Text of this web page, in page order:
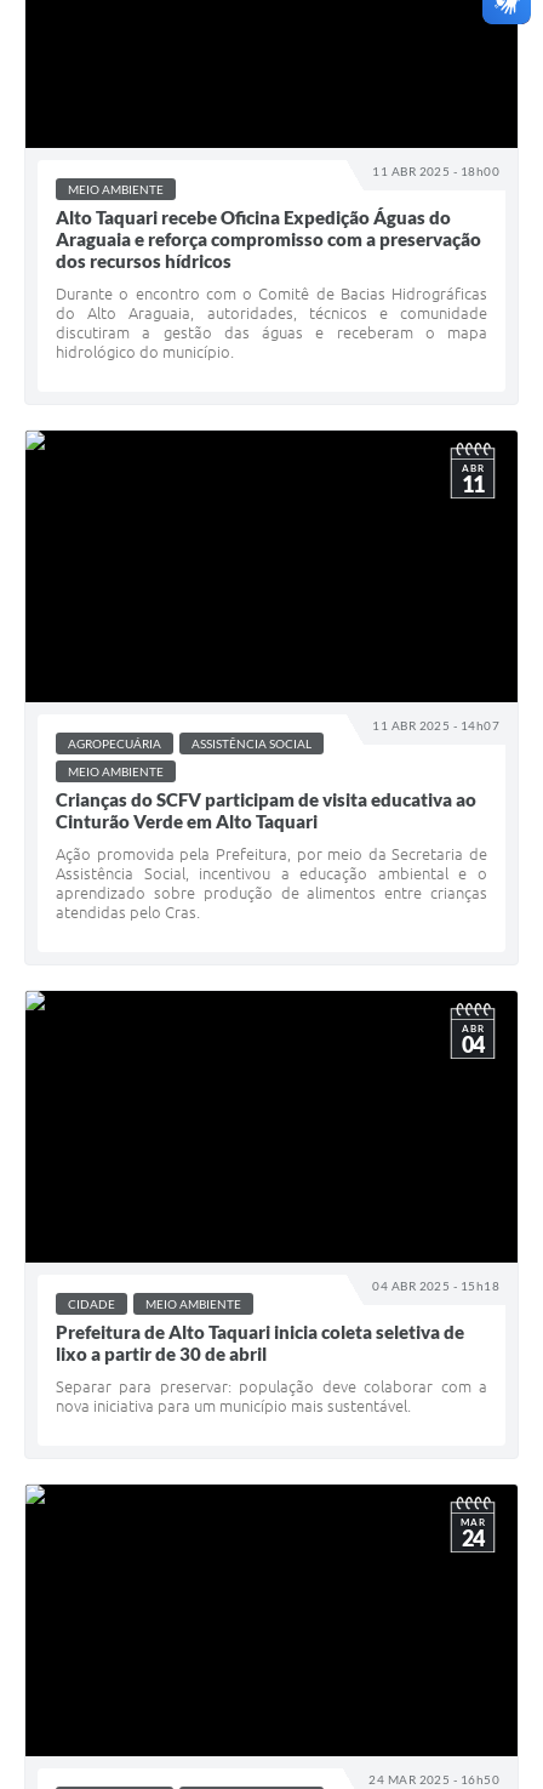
11 ABR 2025 - 18h00
MEIO AMBIENTE
Alto Taquari recebe Oficina Expedição Águas do
Araguaia e reforça compromisso com a preservação
dos recursos hídricos
Durante o encontro com o Comitê de Bacias Hidrográficas
do Alto Araguaia, autoridades, técnicos e comunidade
discutiram a gestão das águas e receberam o mapa
hidrológico do município.
11 ABR 2025 - 14h07
ABR
11
AGROPECUÁRIA
ASSISTÊNCIA SOCIAL
MEIO AMBIENTE
Crianças do SCFV participam de visita educativa ao
Cinturão Verde em Alto Taquari
Ação promovida pela Prefeitura, por meio da Secretaria de
Assistência Social, incentivou a educação ambiental e o
aprendizado sobre produção de alimentos entre crianças
atendidas pelo Cras.
04 ABR 2025 - 15h18
ABR
04
CIDADE MEIO AMBIENTE
Prefeitura de Alto Taquari inicia coleta seletiva de
lixo a partir de 30 de abril
Separar para preservar: população deve colaborar com a
nova iniciativa para um município mais sustentável.
24 MAR 2025 - 16h50
MAR
24